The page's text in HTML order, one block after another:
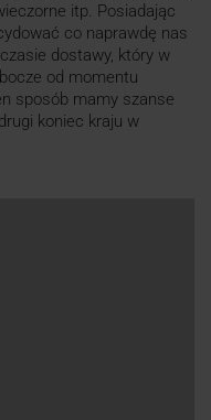
itp. Posiadając
co naprawdę nas
dostawy, który w
od momentu
sposób mamy szanse
koniec kraju w